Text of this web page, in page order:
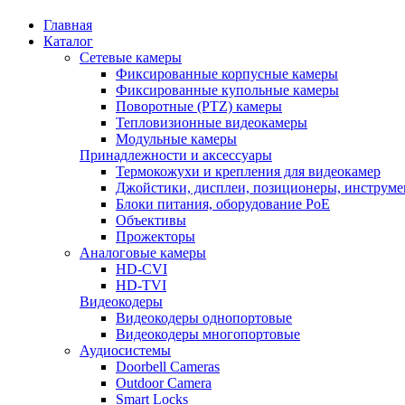
Главная
Каталог
Сетевые камеры
Фиксированные корпусные камеры
Фиксированные купольные камеры
Поворотные (PTZ) камеры
Тепловизионные видеокамеры
Модульные камеры
Принадлежности и аксессуары
Термокожухи и крепления для видеокамер
Джойстики, дисплеи, позиционеры,
Блоки питания, оборудование PoE
Объективы
Прожекторы
Аналоговые камеры
HD-CVI
HD-TVI
Видеокодеры
Видеокодеры однопортовые
Видеокодеры многопортовые
Аудиосистемы
Doorbell Cameras
Outdoor Camera
Smart Locks